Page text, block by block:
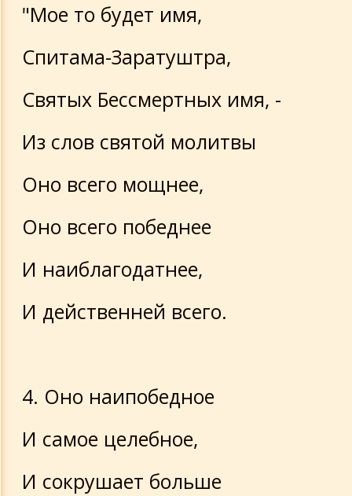
"Мое то будет имя,
Спитама-Заратуштра,
Святых Бессмертных имя, -
Из слов святой молитвы
Оно всего мощнее,
Оно всего победнее
И наиблагодатнее,
И действенней всего.
4. Оно наипобедное
И самое целебное,
И сокрушает больше